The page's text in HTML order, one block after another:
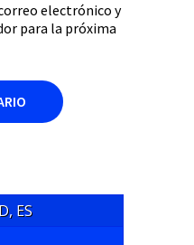
electrónico y
para la próxima
ES